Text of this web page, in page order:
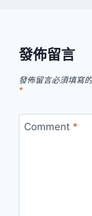
發佈留言
發佈留言必須填寫
*
Comment *